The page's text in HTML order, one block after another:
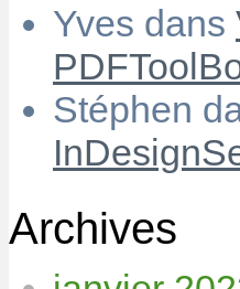
Yves dans
Stéphen
Archives